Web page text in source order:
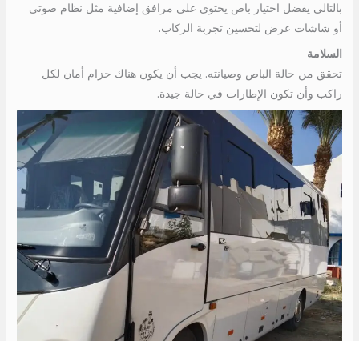
بالتالي يفضل اختيار باص يحتوي على مرافق إضافية مثل نظام صوتي
أو شاشات عرض لتحسين تجربة الركاب.
السلامة
تحقق من حالة الباص وصيانته. يجب أن يكون هناك حزام أمان لكل
راكب وأن تكون الإطارات في حالة جيدة.